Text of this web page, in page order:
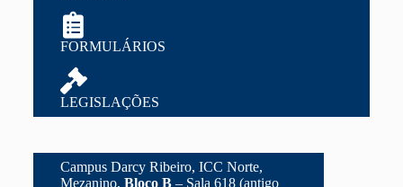
FORMULÁRIOS
LEGISLAÇÕES
Campus Darcy Ribeiro, ICC Norte,
Mezanino, Bloco B– Sala 618 (antigo